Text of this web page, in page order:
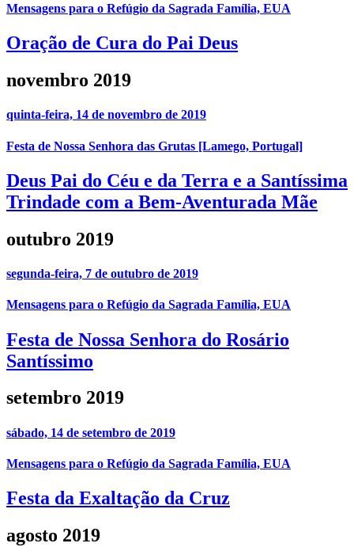
Mensagens para o Refúgio da Sagrada Família, EUA
Oração de Cura do Pai Deus
novembro 2019
quinta-feira, 14 de novembro de 2019
Festa de Nossa Senhora das Grutas [Lamego, Portugal]
Deus Pai do Céu e da Terra e a Santíssima
Trindade com a Bem-Aventurada Mãe
outubro 2019
segunda-feira, 7 de outubro de 2019
Mensagens para o Refúgio da Sagrada Família, EUA
Festa de Nossa Senhora do Rosário
Santíssimo
setembro 2019
sábado, 14 de setembro de 2019
Mensagens para o Refúgio da Sagrada Família, EUA
Festa da Exaltação da Cruz
agosto 2019